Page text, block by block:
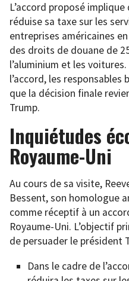
L’accord proposé
réduise sa taxe sur les
entreprises américaines
des droits de douane de
l’aluminium et les
l’accord, les
que la décision finale
Trump.
Inquiétudes
Royaume-Uni
Au cours de sa visite,
Bessent, son homologue
comme réceptif à un
Royaume-Uni. L’objectif
de persuader le président
Dans le cadre de